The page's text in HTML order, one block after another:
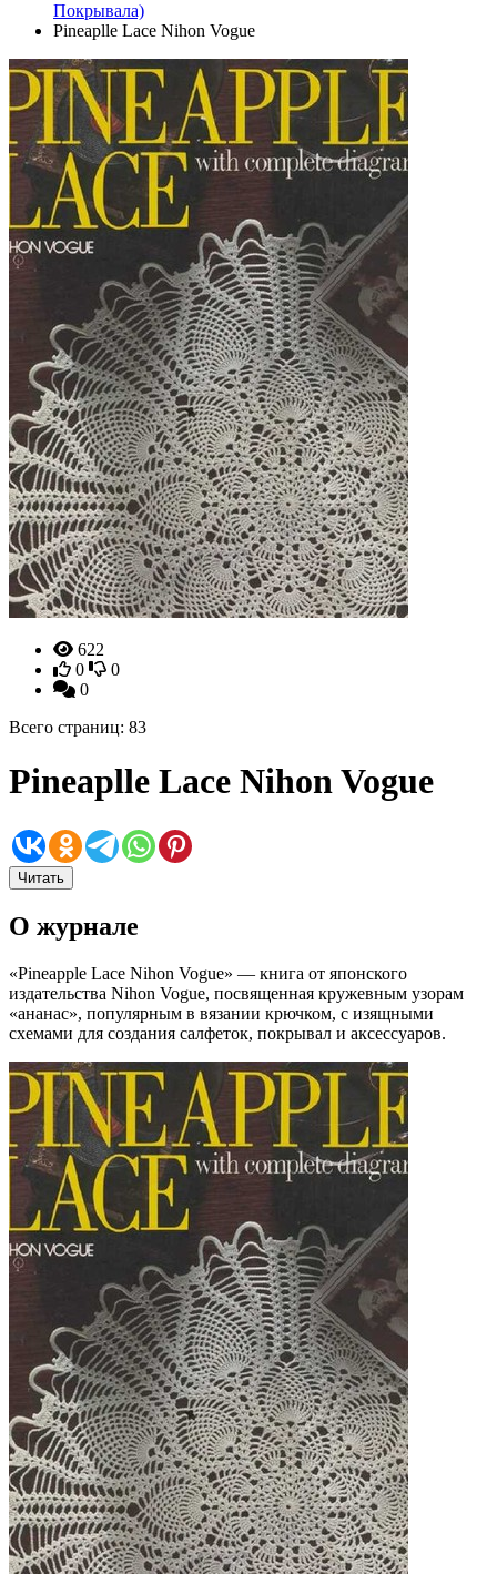
Покрывала)
Pineaplle Lace Nihon Vogue
622
0
0
0
Всего страниц: 83
Pineaplle Lace Nihon Vogue
Читать
О журнале
«Pineapple Lace Nihon Vogue» — книга от японского
издательства Nihon Vogue, посвященная кружевным узорам
«ананас», популярным в вязании крючком, с изящными
схемами для создания салфеток, покрывал и аксессуаров.